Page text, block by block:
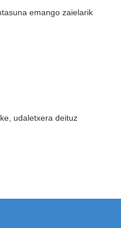
emango zaielarik
udaletxera deituz